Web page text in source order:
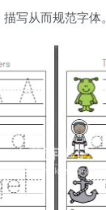
写从而规范字体。